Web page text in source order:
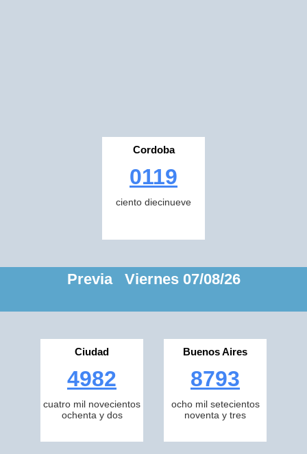
Cordoba
0119
ciento diecinueve
Previa Viernes 07/08/26
Ciudad
4982
cuatro mil novecientos
ochenta y dos
Buenos Aires
8793
ocho mil setecientos
noventa y tres